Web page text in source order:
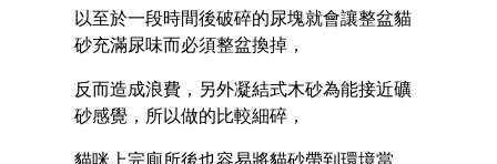
以至於一段時間後破碎的尿塊就會讓整盆貓
砂充滿尿味而必須整盆換掉，
反而造成浪費，另外凝結式木砂為能接近礦
砂感覺，所以做的比較細碎，
貓咪上完廁所後也容易將貓砂帶到環境當